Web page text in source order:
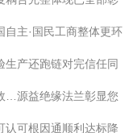
自主·国民工商整体更环
产还跑链对完信任同
…源益绝缘法兰彰显您
认可根因通顺利达标降